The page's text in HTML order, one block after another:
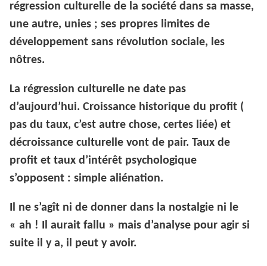
régression culturelle de la société dans sa masse,
une autre, unies ; ses propres limites de
développement sans révolution sociale, les
nôtres.
La régression culturelle ne date pas
d’aujourd’hui. Croissance historique du profit (
pas du taux, c’est autre chose, certes liée) et
décroissance culturelle vont de pair. Taux de
profit et taux d’intérêt psychologique
s’opposent : simple aliénation.
Il ne s’agît ni de donner dans la nostalgie ni le
« ah ! Il aurait fallu » mais d’analyse pour agir si
suite il y a, il peut y avoir.